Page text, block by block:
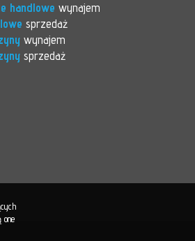
handlowe wynajem
sprzedaż
wynajem
sprzedaż
one